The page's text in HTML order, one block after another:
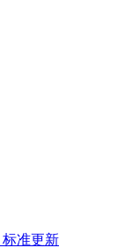
标准更新